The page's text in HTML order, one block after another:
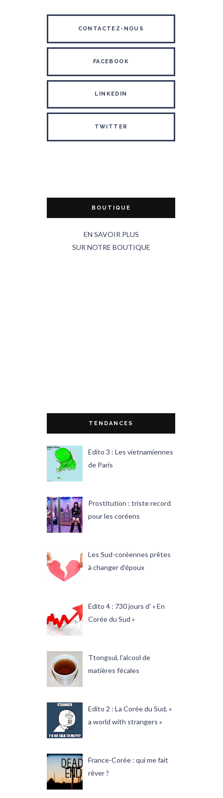
CONTACTEZ-NOUS
FACEBOOK
LINKEDIN
TWITTER
BOUTIQUE
EN SAVOIR PLUS
SUR NOTRE BOUTIQUE
TENDANCES
Edito 3 : Les vietnamiennes
de Paris
Prostitution : triste record
pour les coréens
Les Sud-coréennes prêtes
à changer d'époux
Edito 4 : 730 jours d’ « En
Corée du Sud »
Ttongsul, l'alcool de
matières fécales
Edito 2 : La Corée du Sud, «
a world with strangers »
France-Corée : qui me fait
rêver ?